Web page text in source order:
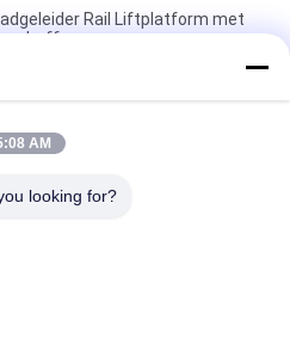
Rail Liftplatform met
vork hefplatform met
2000Kg Laadvermogen
AM
looking for?